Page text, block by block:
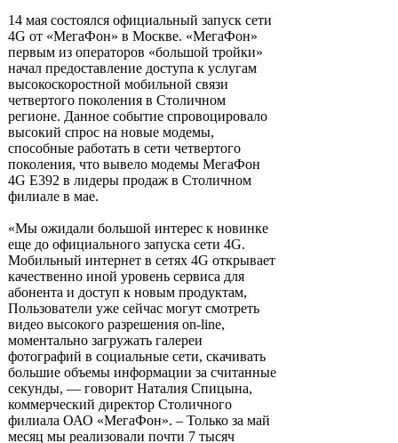
14 мая состоялся официальный запуск сети
4G от «МегаФон» в Москве. «МегаФон»
первым из операторов «большой тройки»
начал предоставление доступа к услугам
высокоскоростной мобильной связи
четвертого поколения в Столичном
регионе. Данное событие спровоцировало
высокий спрос на новые модемы,
способные работать в сети четвертого
поколения, что вывело модемы МегаФон
4G E392 в лидеры продаж в Столичном
филиале в мае.
«Мы ожидали большой интерес к новинке
еще до официального запуска сети 4G.
Мобильный интернет в сетях 4G открывает
качественно иной уровень сервиса для
абонента и доступ к новым продуктам,
Пользователи уже сейчас могут смотреть
видео высокого разрешения on-line,
моментально загружать галереи
фотографий в социальные сети, скачивать
большие объемы информации за считанные
секунды, — говорит Наталия Спицына,
коммерческий директор Столичного
филиала ОАО «МегаФон». – Только за май
месяц мы реализовали почти 7 тысяч